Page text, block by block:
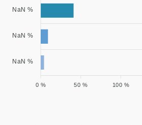
NaN %
NaN %
NaN %
100 %
50 %
0 %